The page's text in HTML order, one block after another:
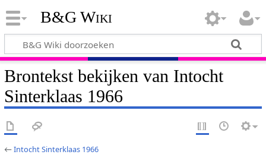
B&G Wiki
Brontekst bekijken van Intocht
Sinterklaas 1966
←Intocht Sinterklaas 1966